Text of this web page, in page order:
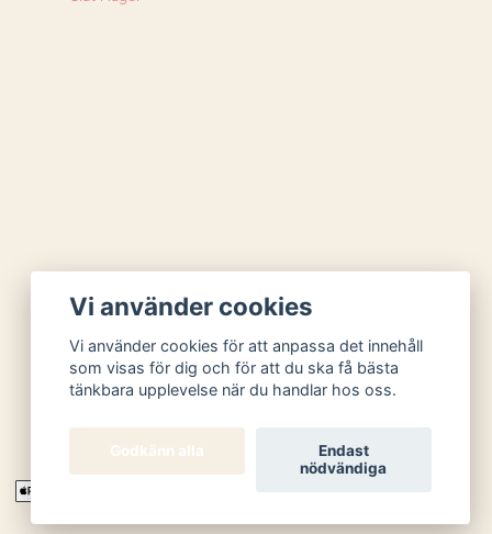
Vi använder cookies
Vi använder cookies för att anpassa det innehåll
som visas för dig och för att du ska få bästa
tänkbara upplevelse när du handlar hos oss.
Godkänn alla
Endast
nödvändiga